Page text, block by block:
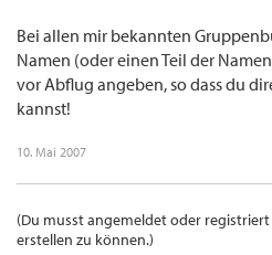
Bei allen mir bekannten
Namen (oder einen Teil der
vor Abflug angeben, so dass du
kannst!
10. Mai 2007
(Du musst angemeldet oder
erstellen zu können.)